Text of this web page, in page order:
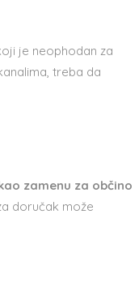
je neophodan za
treba da
zamenu za občino
doručak može